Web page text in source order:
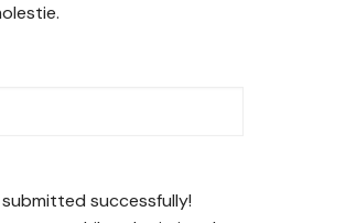
successfully!